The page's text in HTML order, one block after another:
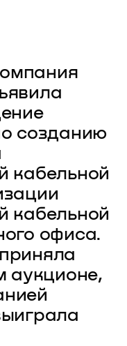
созданию
кабельной
кабельной
офиса.
аукционе,